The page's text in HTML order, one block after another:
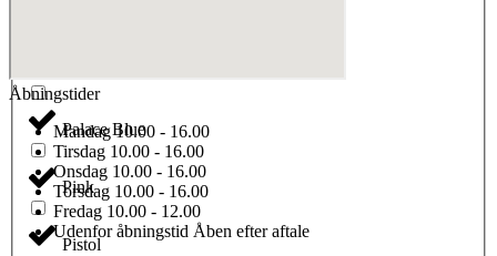
Palace Blue
Pink
Pistol
Åbningstider
Mandag10.00 - 16.00
Tirsdag 10.00 - 16.00
Onsdag 10.00 - 16.00
Torsdag 10.00 - 16.00
Fredag 10.00 - 12.00
Udenfor åbningstid Åben efter aftale